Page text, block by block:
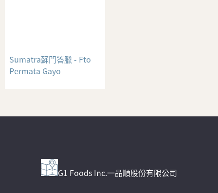
Sumatra蘇門答臘 - Fto
Permata Gayo
G1 Foods Inc.一品順股份有限公司